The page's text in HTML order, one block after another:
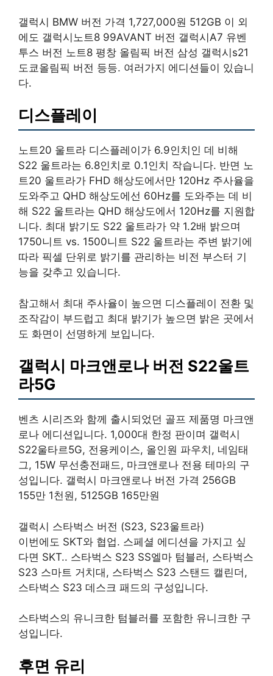
갤럭시 BMW 버전 가격 1,727,000원 512GB 이 외
에도 갤럭시노트8 99AVANT 버전 갤럭시A7 유벤
투스 버전 노트8 평창 올림픽 버전 삼성 갤럭시s21
도쿄올림픽 버전 등등. 여러가지 에디션들이 있습니
다.
디스플레이
노트20 울트라 디스플레이가 6.9인치인 데 비해
S22 울트라는 6.8인치로 0.1인치 작습니다. 반면 노
트20 울트라가 FHD 해상도에서만 120Hz 주사율을
도와주고 QHD 해상도에선 60Hz를 도와주는 데 비
해 S22 울트라는 QHD 해상도에서 120Hz를 지원합
니다. 최대 밝기도 S22 울트라가 약 1.2배 밝으며
1750니트 vs. 1500니트 S22 울트라는 주변 밝기에
따라 픽셀 단위로 밝기를 관리하는 비전 부스터 기
능을 갖추고 있습니다.
참고해서 최대 주사율이 높으면 디스플레이 전환 및
조작감이 부드럽고 최대 밝기가 높으면 밝은 곳에서
도 화면이 선명하게 보입니다.
갤럭시 마크앤로나 버전 S22울트
라5G
벤츠 시리즈와 함께 출시되었던 골프 제품명 마크앤
로나 에디션입니다. 1,000대 한정 판이며 갤럭시
S22울타르5G, 전용케이스, 올인원 파우치, 네임태
그, 15W 무선충전패드, 마크앤로나 전용 테마의 구
성입니다. 갤럭시 마크앤로나 버전 가격 256GB
155만 1천원, 5125GB 165만원
갤럭시 스타벅스 버전 (S23, S23울트라)
이번에도 SKT와 협업. 스페셜 에디션을 가지고 싶
다면 SKT.. 스타벅스 S23 SS엘마 텀블러, 스타벅스
S23 스마트 거치대, 스타벅스 S23 스탠드 캘린더,
스타벅스 S23 데스크 패드의 구성입니다.
스타벅스의 유니크한 텀블러를 포함한 유니크한 구
성입니다.
후면 유리